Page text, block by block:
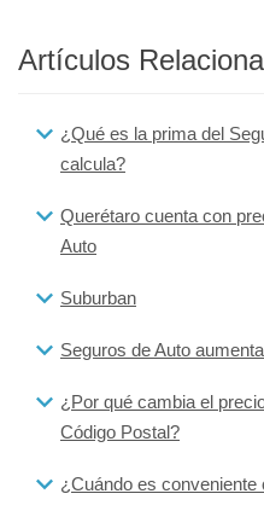
Artículos
¿Qué es la prima del
calcula?
Querétaro cuenta con
Auto
Suburban
Seguros de Auto
¿Por qué cambia el
Código Postal?
¿Cuándo es conveniente